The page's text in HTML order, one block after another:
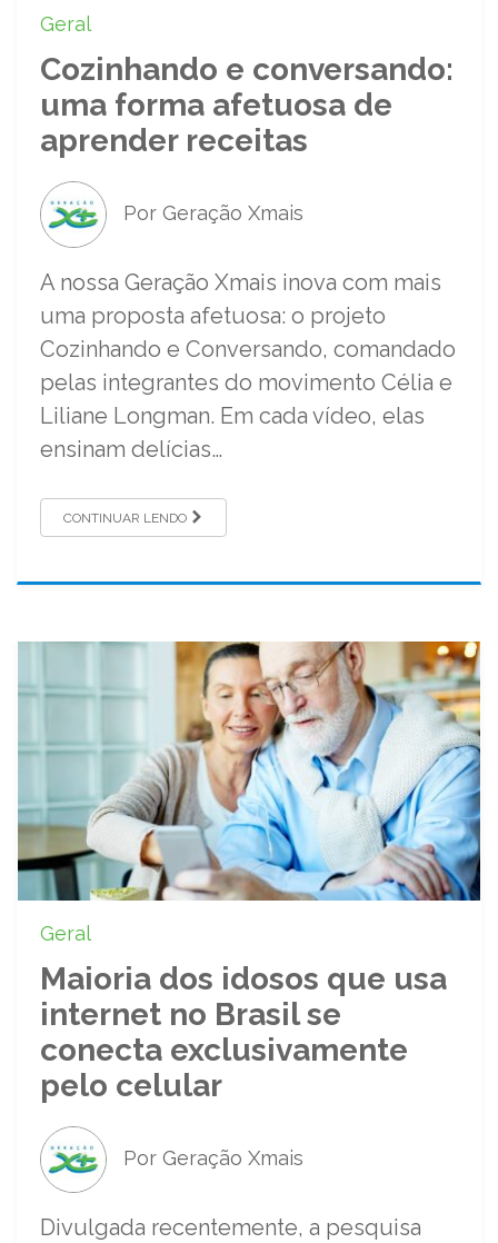
Geral
Cozinhando e conversando:
uma forma afetuosa de
aprender receitas
Por Geração Xmais
A nossa Geração Xmais inova com mais
uma proposta afetuosa: o projeto
Cozinhando e Conversando, comandado
pelas integrantes do movimento Célia e
Liliane Longman. Em cada vídeo, elas
ensinam delícias…
CONTINUAR LENDO
Geral
Maioria dos idosos que usa
internet no Brasil se
conecta exclusivamente
pelo celular
Por Geração Xmais
Divulgada recentemente, a pesquisa